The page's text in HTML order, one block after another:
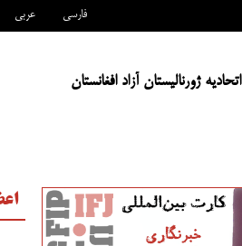
عربی فارسی
اتحادیه ژورنالیستان آزاد افغانستان